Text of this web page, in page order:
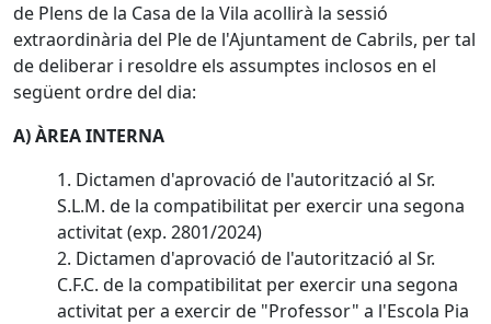
de Plens de la Casa de la Vila acollirà la sessió
extraordinària del Ple de l'Ajuntament de Cabrils, per tal
de deliberar i resoldre els assumptes inclosos en el
següent ordre del dia:
A) ÀREA INTERNA
1. Dictamen d'aprovació de l'autorització al Sr.
S.L.M. de la compatibilitat per exercir una segona
activitat (exp. 2801/2024)
2. Dictamen d'aprovació de l'autorització al Sr.
C.F.C. de la compatibilitat per exercir una segona
activitat per a exercir de "Professor" a l'Escola Pia